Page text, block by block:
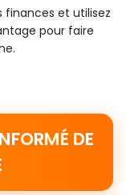
et utilisez
pour faire
DE